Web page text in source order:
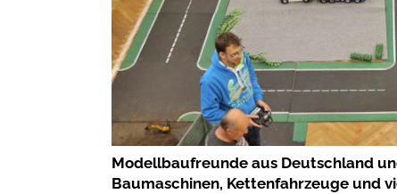
Modellbaufreunde aus Deutschland
Baumaschinen, Kettenfahrzeuge und